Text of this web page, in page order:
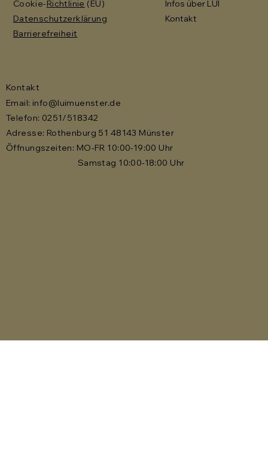
Infos über LUI
Kontakt
Cookie-Richtlinie (EU)
Datenschutzerklärung
Barrierefreiheit
Kontakt
Email: info@luimuenster.de
Telefon: 0251/518342
Adresse: Rothenburg 51 48143 Münster
Öffnungszeiten: MO-FR 10:00-19:00 Uhr
Samstag 10:00-18:00 Uhr